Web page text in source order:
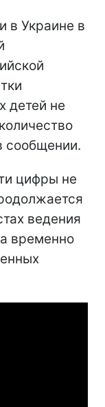
в Украине в
детей не
сообщении.
цифры не
ведения
временно